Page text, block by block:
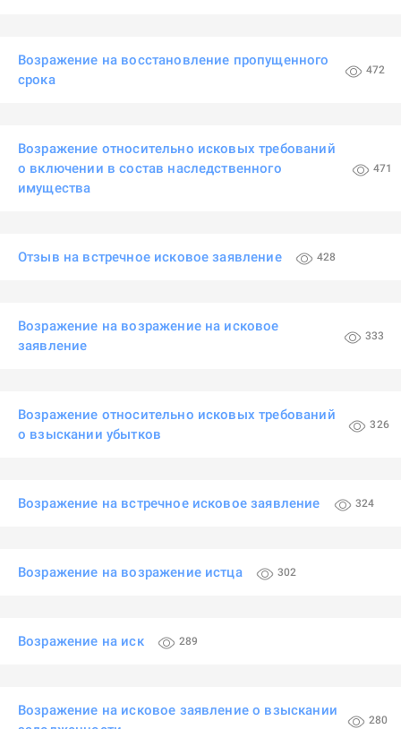
Возражение на восстановление пропущенного
срока
472
Возражение относительно исковых требований
о включении в состав наследственного
имущества
471
Отзыв на встречное исковое заявление 428
Возражение на возражение на исковое
заявление
333
Возражение относительно исковых требований
о взыскании убытков
326
Возражение на встречное исковое заявление 324
Возражение на возражение истца 302
Возражение на иск 289
Возражение на исковое заявление о взыскании
280